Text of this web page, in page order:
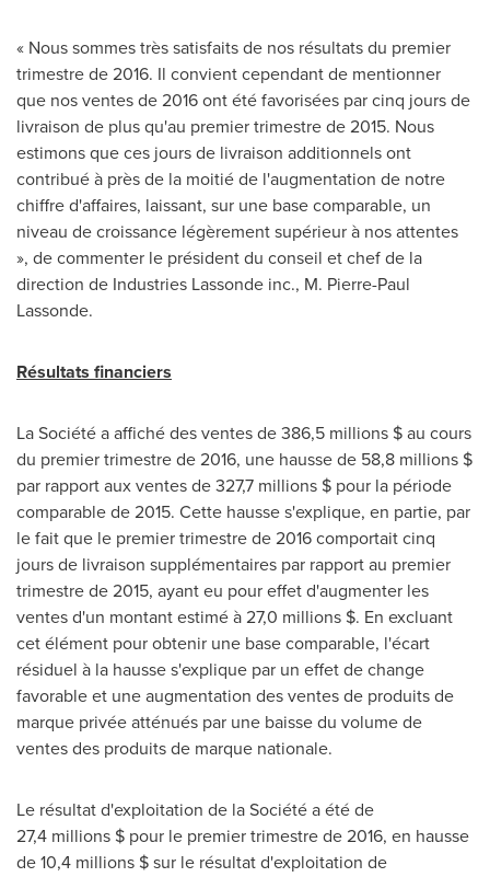
« Nous sommes très satisfaits de nos résultats du premier
trimestre de 2016. Il convient cependant de mentionner
que nos ventes de 2016 ont été favorisées par cinq jours de
livraison de plus qu'au premier trimestre de 2015. Nous
estimons que ces jours de livraison additionnels ont
contribué à près de la moitié de l'augmentation de notre
chiffre d'affaires, laissant, sur une base comparable, un
niveau de croissance légèrement supérieur à nos attentes
», de commenter le président du conseil et chef de la
direction de Industries Lassonde inc., M. Pierre-Paul
Lassonde.
Résultats financiers
La Société a affiché des ventes de 386,5 millions $ au cours
du premier trimestre de 2016, une hausse de 58,8 millions $
par rapport aux ventes de 327,7 millions $ pour la période
comparable de 2015. Cette hausse s'explique, en partie, par
le fait que le premier trimestre de 2016 comportait cinq
jours de livraison supplémentaires par rapport au premier
trimestre de 2015, ayant eu pour effet d'augmenter les
ventes d'un montant estimé à 27,0 millions $. En excluant
cet élément pour obtenir une base comparable, l'écart
résiduel à la hausse s'explique par un effet de change
favorable et une augmentation des ventes de produits de
marque privée atténués par une baisse du volume de
ventes des produits de marque nationale.
Le résultat d'exploitation de la Société a été de
27,4 millions $ pour le premier trimestre de 2016, en hausse
de 10,4 millions $ sur le résultat d'exploitation de